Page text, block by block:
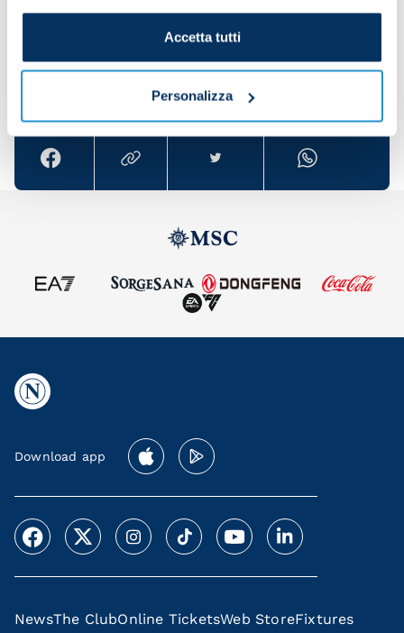
Accetta tutti
Personalizza
Download app
NewsThe ClubOnline TicketsWeb StoreFixtures